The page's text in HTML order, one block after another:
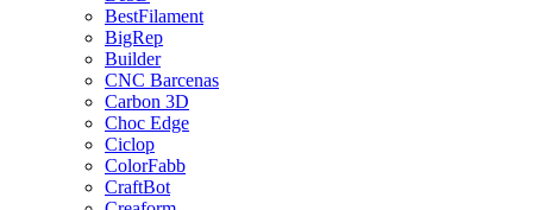
BestFilament
BigRep
Builder
CNC Barcenas
Carbon 3D
Choc Edge
Ciclop
ColorFabb
CraftBot